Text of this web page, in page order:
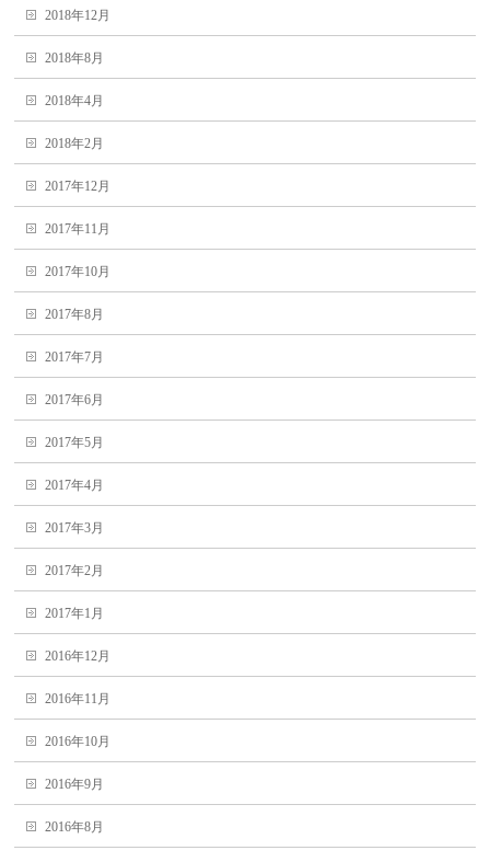
2018年12月
2018年8月
2018年4月
2018年2月
2017年12月
2017年11月
2017年10月
2017年8月
2017年7月
2017年6月
2017年5月
2017年4月
2017年3月
2017年2月
2017年1月
2016年12月
2016年11月
2016年10月
2016年9月
2016年8月